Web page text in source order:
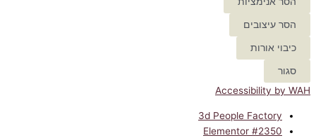
הסר עיצובים
כיבוי אורות
סגור
Accessibility by WAH
3d People Factory
Elementor #2350